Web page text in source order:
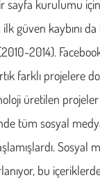
sayfa kurulumu
güven kaybını
(2010-2014).
farklı projelere
üretilen
tüm sosyal
Sosyal
bu